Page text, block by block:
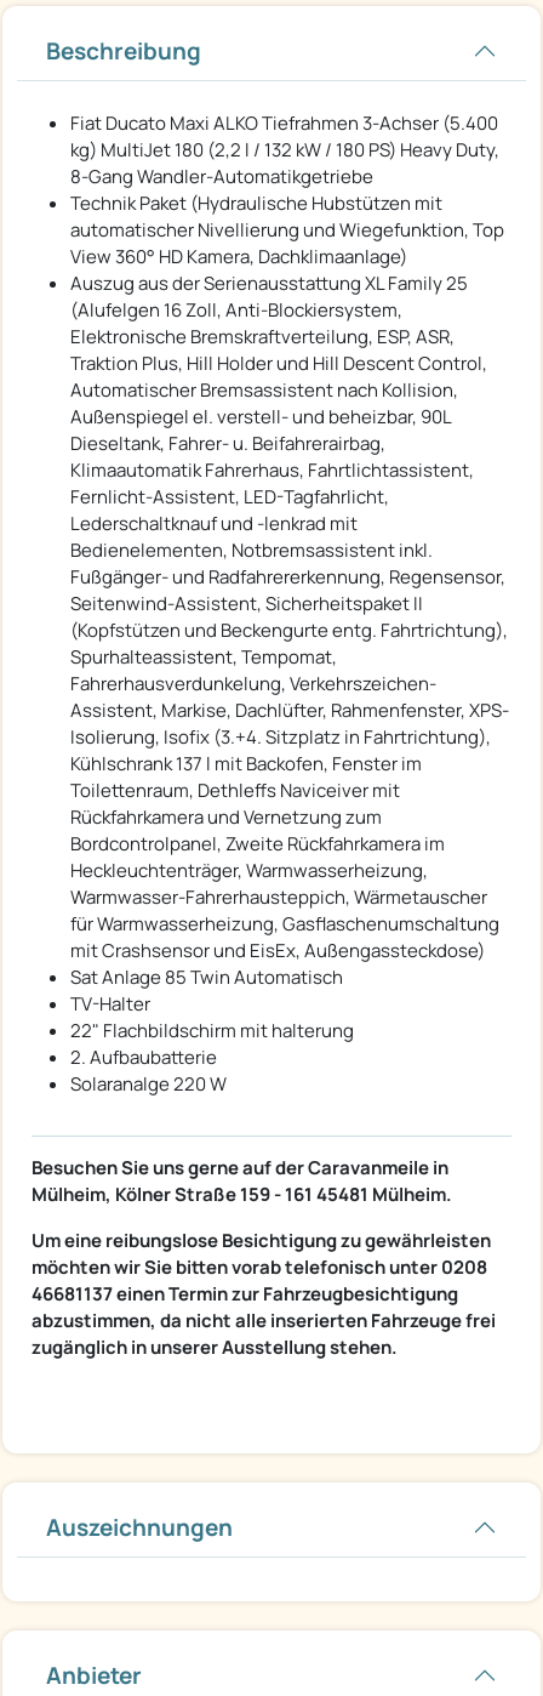
Beschreibung
Fiat Ducato Maxi ALKO Tiefrahmen 3-Achser (5.400
kg) MultiJet 180 (2,2 l / 132 kW / 180 PS) Heavy Duty,
8-Gang Wandler-Automatikgetriebe
Technik Paket (Hydraulische Hubstützen mit
automatischer Nivellierung und Wiegefunktion, Top
View 360° HD Kamera, Dachklimaanlage)
Auszug aus der Serienausstattung XL Family 25
(Alufelgen 16 Zoll, Anti-Blockiersystem,
Elektronische Bremskraftverteilung, ESP, ASR,
Traktion Plus, Hill Holder und Hill Descent Control,
Automatischer Bremsassistent nach Kollision,
Außenspiegel el. verstell- und beheizbar, 90L
Dieseltank, Fahrer- u. Beifahrerairbag,
Klimaautomatik Fahrerhaus, Fahrtlichtassistent,
Fernlicht-Assistent, LED-Tagfahrlicht,
Lederschaltknauf und -lenkrad mit
Bedienelementen, Notbremsassistent inkl.
Fußgänger- und Radfahrererkennung, Regensensor,
Seitenwind-Assistent, Sicherheitspaket II
(Kopfstützen und Beckengurte entg. Fahrtrichtung),
Spurhalteassistent, Tempomat,
Fahrerhausverdunkelung, Verkehrszeichen-
Assistent, Markise, Dachlüfter, Rahmenfenster, XPS-
Isolierung, Isofix (3.+4. Sitzplatz in Fahrtrichtung),
Kühlschrank 137 l mit Backofen, Fenster im
Toilettenraum, Dethleffs Naviceiver mit
Rückfahrkamera und Vernetzung zum
Bordcontrolpanel, Zweite Rückfahrkamera im
Heckleuchtenträger, Warmwasserheizung,
Warmwasser-Fahrerhausteppich, Wärmetauscher
für Warmwasserheizung, Gasflaschenumschaltung
mit Crashsensor und EisEx, Außengassteckdose)
Sat Anlage 85 Twin Automatisch
TV-Halter
22" Flachbildschirm mit halterung
2. Aufbaubatterie
Solaranalge 220 W
Besuchen Sie uns gerne auf der Caravanmeile in
Mülheim, Kölner Straße 159 - 161 45481 Mülheim.
Um eine reibungslose Besichtigung zu gewährleisten
möchten wir Sie bitten vorab telefonisch unter 0208
46681137 einen Termin zur Fahrzeugbesichtigung
abzustimmen, da nicht alle inserierten Fahrzeuge frei
zugänglich in unserer Ausstellung stehen.
Auszeichnungen
Anbieter